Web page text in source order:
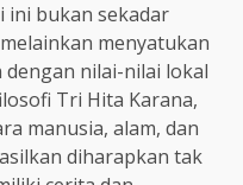
ini bukan sekadar
menyatukan
nilai-nilai lokal
Tri Hita Karana,
manusia, alam, dan
diharapkan tak